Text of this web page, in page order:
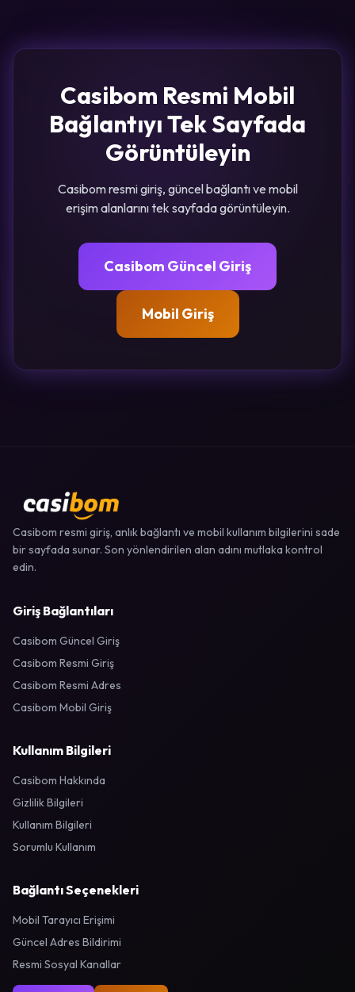
Casibom Resmi Mobil
Bağlantıyı Tek Sayfada
Görüntüleyin
Casibom resmi giriş, güncel bağlantı ve mobil
erişim alanlarını tek sayfada görüntüleyin.
Casibom Güncel Giriş
Mobil Giriş
Casibom resmi giriş, anlık bağlantı ve mobil kullanım bilgilerini sade
bir sayfada sunar. Son yönlendirilen alan adını mutlaka kontrol
edin.
Giriş Bağlantıları
Casibom Güncel Giriş
Casibom Resmi Giriş
Casibom Resmi Adres
Casibom Mobil Giriş
Kullanım Bilgileri
Casibom Hakkında
Gizlilik Bilgileri
Kullanım Bilgileri
Sorumlu Kullanım
Bağlantı Seçenekleri
Mobil Tarayıcı Erişimi
Güncel Adres Bildirimi
Resmi Sosyal Kanallar